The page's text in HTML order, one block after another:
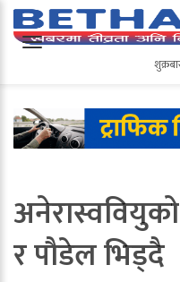
शुक्रबार
र पौडेल भिड्दै